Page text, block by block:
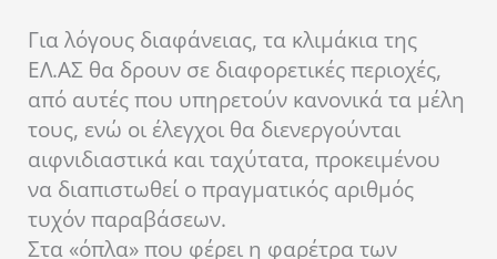
Για λόγους διαφάνειας, τα κλιμάκια της
ΕΛ.ΑΣ θα δρουν σε διαφορετικές περιοχές,
από αυτές που υπηρετούν κανονικά τα μέλη
τους, ενώ οι έλεγχοι θα διενεργούνται
αιφνιδιαστικά και ταχύτατα, προκειμένου
να διαπιστωθεί ο πραγματικός αριθμός
τυχόν παραβάσεων.
Στα «όπλα» που φέρει η φαρέτρα των